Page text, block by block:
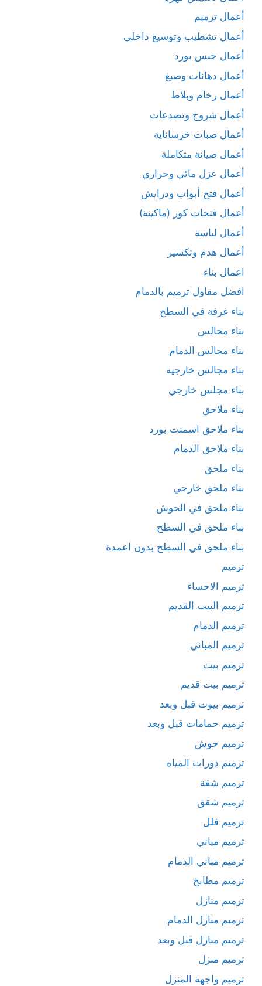
أعمال ترميم
أعمال تشطيب وتوسيع داخلي
أعمال جبس بورد
أعمال دهانات وصبغ
أعمال رخام وبلاط
أعمال شروخ وتصدعات
أعمال صبات خرساناية
أعمال صيانة متكاملة
أعمال عزل مائي وحراري
أعمال فتح أبواب ودرايش
أعمال فتحات كور (ماكينة)
أعمال لياسة
أعمال هدم وتكسير
اعمال بناء
افضل مقاول ترميم بالدمام
بناء غرفة في السطح
بناء مجالس
بناء مجالس الدمام
بناء مجالس خارجيه
بناء مجلس خارجي
بناء ملاحق
بناء ملاحق اسمنت بورد
بناء ملاحق الدمام
بناء ملحق
بناء ملحق خارجي
بناء ملحق في الحوش
بناء ملحق في السطح
بناء ملحق في السطح بدون اعمدة
ترميم
ترميم الاحساء
ترميم البيت القديم
ترميم الدمام
ترميم المباني
ترميم بيت
ترميم بيت قديم
ترميم بيوت قبل وبعد
ترميم حمامات قبل وبعد
ترميم حوش
ترميم دورات المياه
ترميم شقة
ترميم شقق
ترميم فلل
ترميم مباني
ترميم مباني الدمام
ترميم مطابخ
ترميم منازل
ترميم منازل الدمام
ترميم منازل قبل وبعد
ترميم منزل
ترميم واجهة المنزل